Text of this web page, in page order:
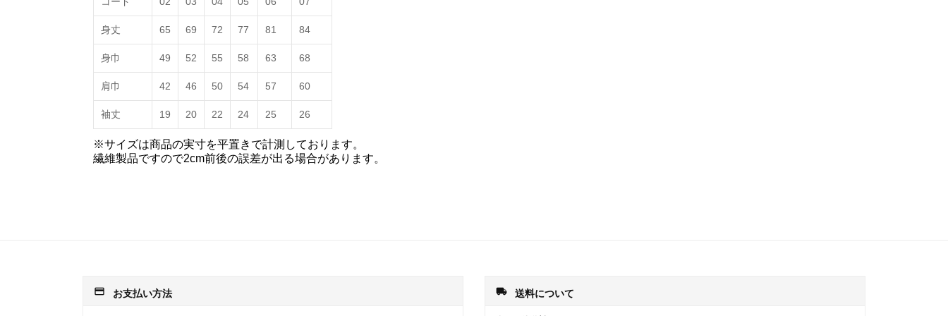
身丈 65 69 72 77 81 84
身巾 49 52 55 58 63 68
肩巾 42 46 50 54 57 60
袖丈 19 20 22 24 25 26
※サイズは商品の実寸を平置きで計測しております。
繊維製品ですので2cm前後の誤差が出る場合があります。
payment お支払い方法 local_shipping 送料について